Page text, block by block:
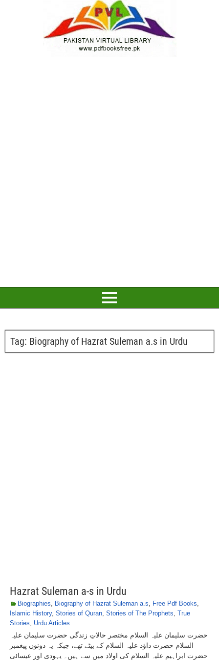
Tag: Biography of Hazrat Suleman a.s in Urdu
Hazrat Suleman a-s in Urdu
Biographies, Biography of Hazrat Suleman a.s, Free Pdf Books,
Islamic History, Stories of Quran, Stories of The Prophets, True
Stories, Urdu Articles
حضرت سلیمان علیہ السلام مختصر حالاتِ زندگی حضرت سلیمان علیہ
السلام حضرت داؤد علیہ السلام کے بیٹے تھے، جبکہ یہ دونوں پیغمبر
حضرت ابراہیم علیہ السلام کی اولاد میں سے ہیں۔ یہودی اور عیسائی